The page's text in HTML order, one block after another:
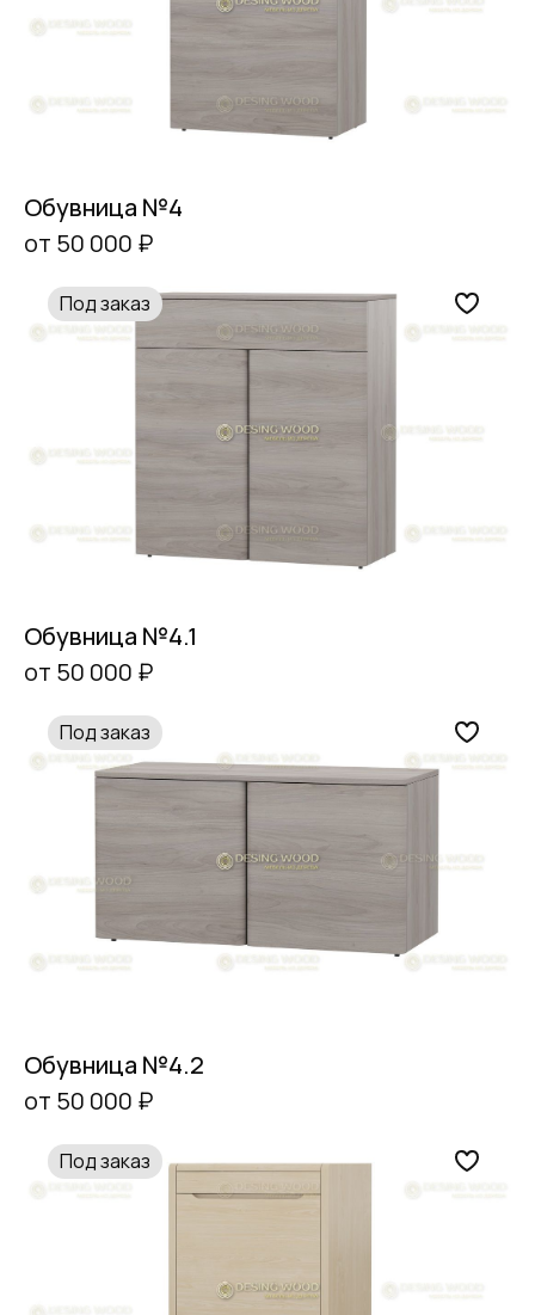
Обувница №4
от 50 000 ₽
Под заказ
Обувница №4.1
от 50 000 ₽
Под заказ
Обувница №4.2
от 50 000 ₽
Под заказ